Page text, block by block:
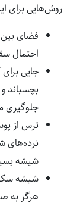
روش‌هایی برای
فضای
احتمال
جایی
بچسباند و
جلوگیری
ترس از
نرده‌های
شیشه
شیشه
هرگز به